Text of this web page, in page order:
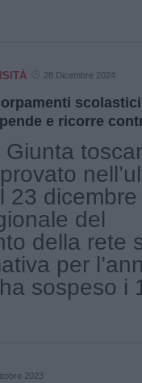
28 Dicembre 2024
e ricorre
Giunta
23
del
della rete
per
sospeso i
2023